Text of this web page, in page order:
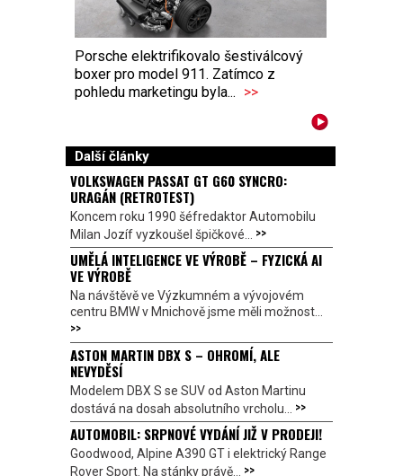
Porsche elektrifikovalo šestiválcový
boxer pro model 911. Zatímco z
pohledu marketingu byla... >>
Další články
VOLKSWAGEN PASSAT GT G60 SYNCRO:
URAGÁN (RETROTEST)
Koncem roku 1990 šéfredaktor Automobilu
Milan Jozíf vyzkoušel špičkové... >>
UMĚLÁ INTELIGENCE VE VÝROBĚ – FYZICKÁ AI
VE VÝROBĚ
Na návštěvě ve Výzkumném a vývojovém
centru BMW v Mnichově jsme měli možnost...
>>
ASTON MARTIN DBX S – OHROMÍ, ALE
NEVYDĚSÍ
Modelem DBX S se SUV od Aston Martinu
dostává na dosah absolutního vrcholu... >>
AUTOMOBIL: SRPNOVÉ VYDÁNÍ JIŽ V PRODEJI!
Goodwood, Alpine A390 GT i elektrický Range
Rover Sport. Na stánky právě... >>